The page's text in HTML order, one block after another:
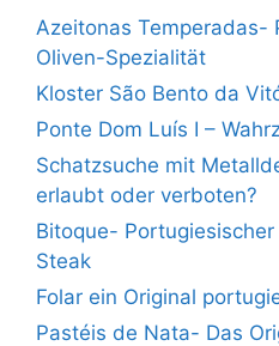
Azeitonas Temperadas-
Oliven-Spezialität
Kloster São Bento da
Ponte Dom Luís I –
Schatzsuche mit
erlaubt oder verboten?
Bitoque-
Steak
Folar ein Original
Pastéis de Nata- Das